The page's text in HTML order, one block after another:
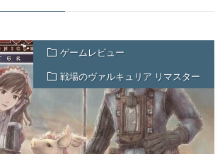
ゲームレビュー
戦場のヴァルキュリア リマスター